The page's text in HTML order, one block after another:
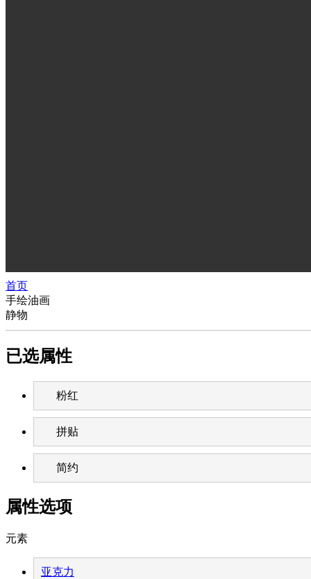
首页
手绘油画
静物
已选属性
粉红
拼贴
简约
属性选项
元素
亚克力